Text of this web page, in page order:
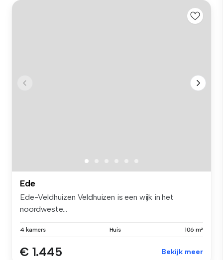
Ede
Ede-Veldhuizen Veldhuizen is een wijk in het
noordweste...
4 kamers Huis 106 m²
€ 1.445 Bekijk meer